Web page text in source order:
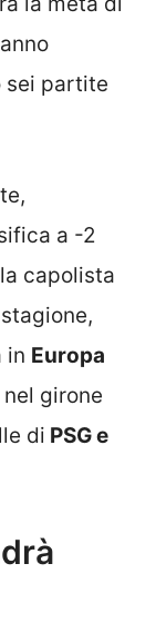
sei partite
a -2
capolista
in Europa
girone
di PSG e